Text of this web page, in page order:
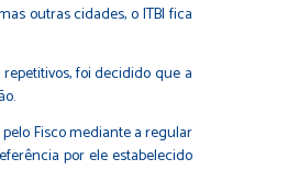
outras cidades, o ITBI fica
foi decidido que a
Fisco mediante a regular
por ele estabelecido